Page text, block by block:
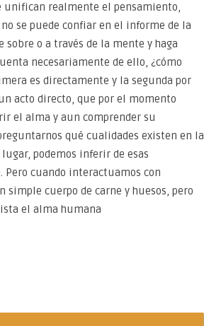
unifican realmente el pensamiento,
se puede confiar en el informe de la
o a través de la mente y haga
necesariamente de ello, ¿cómo
es directamente y la segunda por
acto directo, que por el momento
el alma y aun comprender su
qué cualidades existen en la
podemos inferir de esas
cuando interactuamos con
cuerpo de carne y huesos, pero
el alma humana